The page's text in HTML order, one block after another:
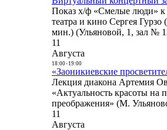
Показ х/ф «Смелые люди» к
театра и кино Сергея
мин.) (Ульяновой, 1, зал №
11
Августа
18:00- 19:00
«Заоникиевские
Лекция диакона Артемия
«Актуальность красоты на
преображения» (М.
11
Августа